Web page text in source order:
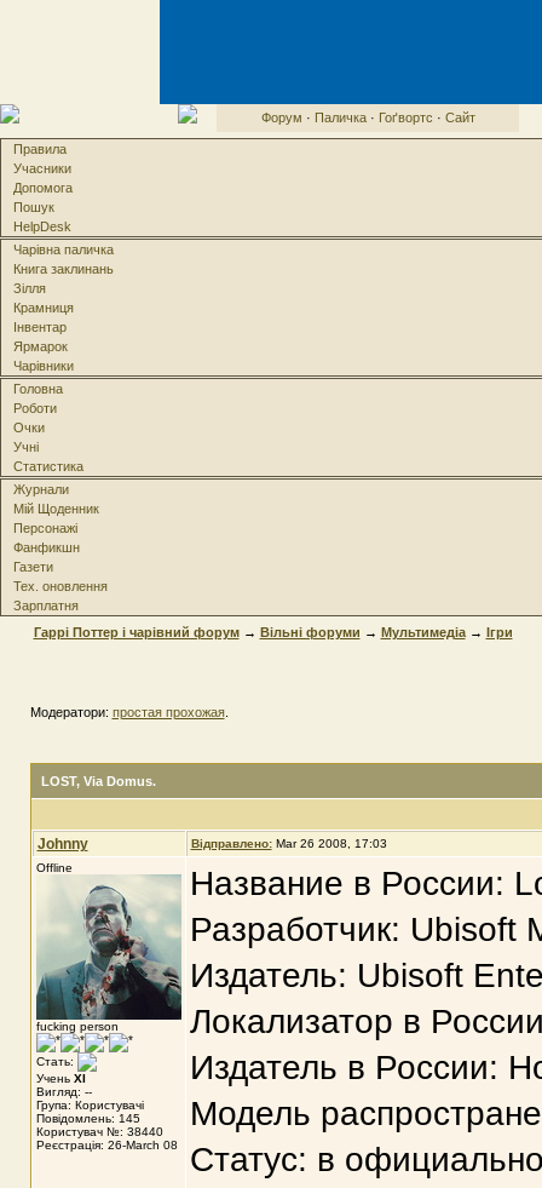
Форум · Паличка· Гоґвортс · Сайт
Правила
Учасники
Допомога
Пошук
HelpDesk
Чарівна паличка
Книга заклинань
Зілля
Крамниця
Інвентар
Ярмарок
Чарівники
Головна
Роботи
Очки
Учні
Статистика
Журнали
Мій Щоденник
Персонажі
Фанфикшн
Газети
Тех. оновлення
Зарплатня
Гаррі Поттер і чарівний форум→ Вільні форуми → Мультимедіа→ Ігри
Модератори: простая прохожая.
LOST, Via Domus.
Johnny Відправлено: Mar 26 2008, 17:03
Offline
fucking person
Стать:
Учень XI
Вигляд: --
Група: Користувачі
Повідомлень: 145
Користувач №: 38440
Реєстрація: 26-March 08
Название в России:
Разработчик: Ubisoft
Издатель: Ubisoft
Локализатор в
Издатель в России:
Модель
Статус: в